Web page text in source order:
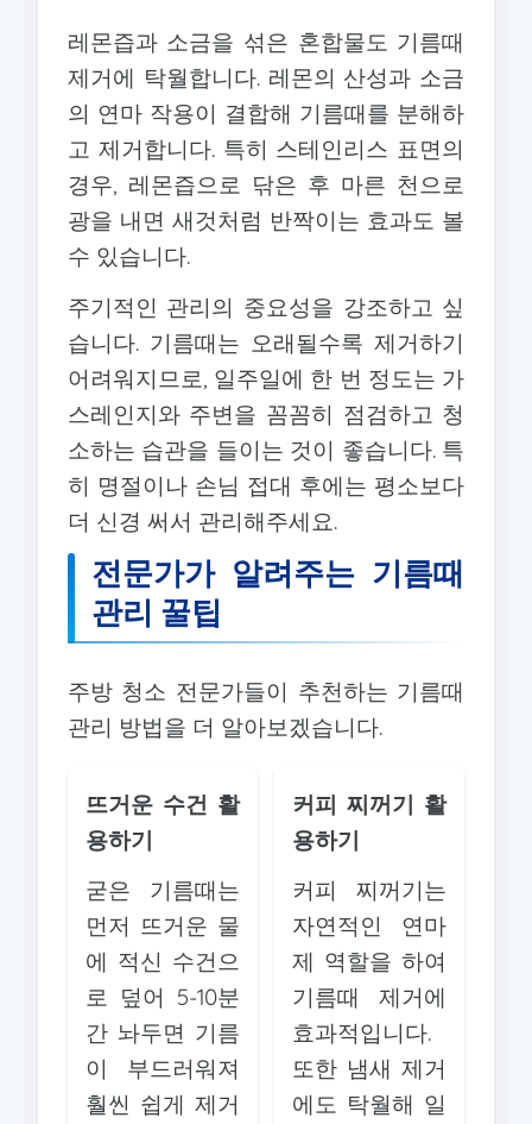
레몬즙과 소금을 섞은 혼합물도 기름때
제거에 탁월합니다. 레몬의 산성과 소금
의 연마 작용이 결합해 기름때를 분해하
고 제거합니다. 특히 스테인리스 표면의
경우, 레몬즙으로 닦은 후 마른 천으로
광을 내면 새것처럼 반짝이는 효과도 볼
수 있습니다.
주기적인 관리의 중요성을 강조하고 싶
습니다. 기름때는 오래될수록 제거하기
어려워지므로, 일주일에 한 번 정도는 가
스레인지와 주변을 꼼꼼히 점검하고 청
소하는 습관을 들이는 것이 좋습니다. 특
히 명절이나 손님 접대 후에는 평소보다
더 신경 써서 관리해주세요.
전문가가 알려주는 기름때
관리 꿀팁
주방 청소 전문가들이 추천하는 기름때
관리 방법을 더 알아보겠습니다.
뜨거운 수건 활
용하기
굳은 기름때는
먼저 뜨거운 물
에 적신 수건으
로 덮어 5-10분
간 놔두면 기름
이 부드러워져
훨씬 쉽게 제거
커피 찌꺼기 활
용하기
커피 찌꺼기는
자연적인 연마
제 역할을 하여
기름때 제거에
효과적입니다.
또한 냄새 제거
에도 탁월해 일